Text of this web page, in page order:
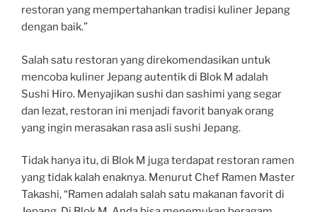
restoran yang mempertahankan tradisi kuliner Jepang
dengan baik.”
Salah satu restoran yang direkomendasikan untuk
mencoba kuliner Jepang autentik di Blok M adalah
Sushi Hiro. Menyajikan sushi dan sashimi yang segar
dan lezat, restoran ini menjadi favorit banyak orang
yang ingin merasakan rasa asli sushi Jepang.
Tidak hanya itu, di Blok M juga terdapat restoran ramen
yang tidak kalah enaknya. Menurut Chef Ramen Master
Takashi, “Ramen adalah salah satu makanan favorit di